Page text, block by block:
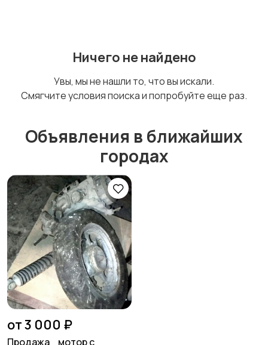
Ничего не найдено
Увы, мы не нашли то, что вы искали.
Смягчите условия поиска и попробуйте еще раз.
Объявления в ближайших
городах
от 3 000 ₽
Продажа_ мотор с